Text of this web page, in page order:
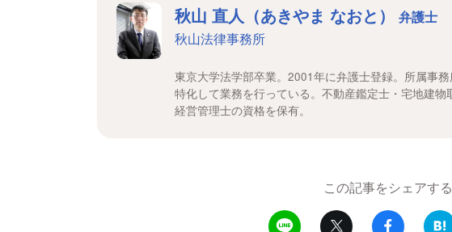
秋山 直人（あきやま なおと） 弁護士
秋山法律事務所
東京大学法学部卒業。2001年に弁護士登録。所属事
特化して業務を行っている。不動産鑑定士・宅地建
経営管理士の資格を保有。
この記事をシェアする